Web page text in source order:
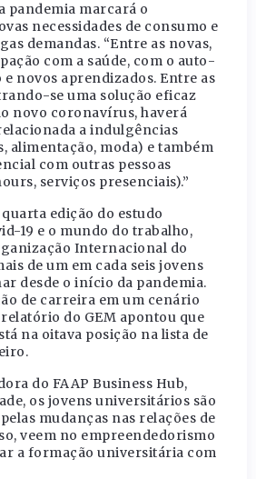
pandemia marcará o
necessidades de consumo e
demandas. “Entre as novas,
com a saúde, com o auto-
novos aprendizados. Entre as
se uma solução eficaz
novo coronavírus, haverá
a indulgências
alimentação, moda) e também
com outras pessoas
serviços presenciais).”
edição do estudo
19 e o mundo do trabalho,
Internacional do
de um em cada seis jovens
desde o início da pandemia.
de carreira em um cenário
do GEM apontou que
na oitava posição na lista de
do FAAP Business Hub,
os jovens universitários são
mudanças nas relações de
veem no empreendedorismo
a formação universitária com